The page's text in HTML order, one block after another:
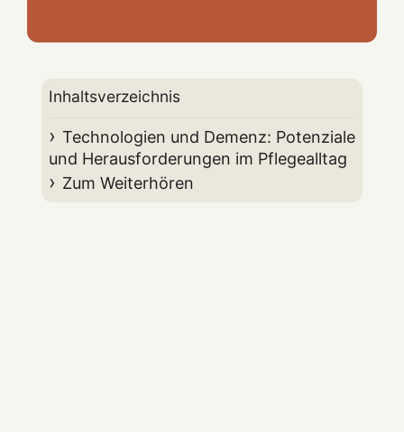
Inhaltsverzeichnis
Technologien und Demenz: Potenziale
und Herausforderungen im Pflegealltag
Zum Weiterhören